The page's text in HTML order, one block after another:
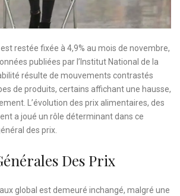
est restée fixée à 4,9% au mois de novembre,
publiées par l’Institut National de la
résulte de mouvements contrastés
de produits, certains affichant une hausse,
L’évolution des prix alimentaires, des
a joué un rôle déterminant dans ce
des prix.
Des Prix
global est demeuré inchangé, malgré une